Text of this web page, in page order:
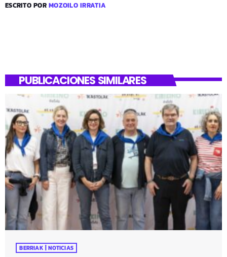
ESCRITO PORMOZOILO IRRATIA
PUBLICACIONES SIMILARES
BERRIAK | NOTICIAS